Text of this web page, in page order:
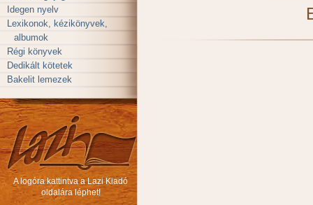
Idegen nyelv
Lexikonok, kézikönyvek,
albumok
Régi könyvek
Dedikált kötetek
Bakelit lemezek
A logóra kattintva a Lazi Kiadó
oldalára léphet!